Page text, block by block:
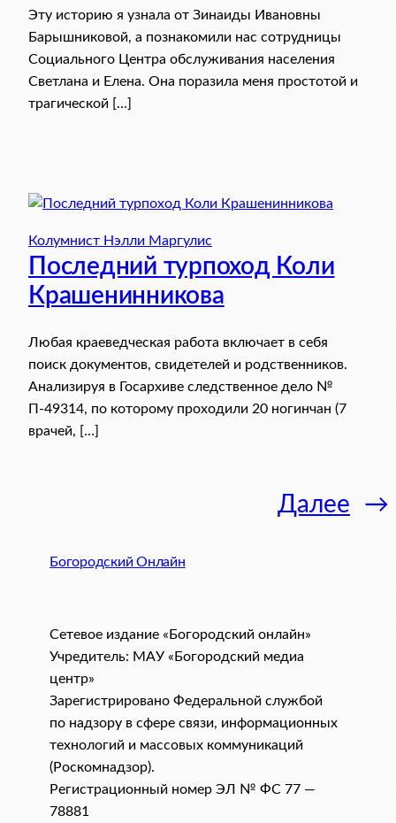
Эту историю я узнала от Зинаиды Ивановны
Барышниковой, а познакомили нас сотрудницы
Социального Центра обслуживания населения
Светлана и Елена. Она поразила меня простотой и
трагической […]
Колумнист Нэлли Маргулис
Последний турпоход Коли
Крашенинникова
Любая краеведческая работа включает в себя
поиск документов, свидетелей и родственников.
Анализируя в Госархиве следственное дело №
П-49314, по которому проходили 20 ногинчан (7
врачей, […]
Далее →
Богородский Онлайн
Сетевое издание «Богородский онлайн»
Учредитель: МАУ «Богородский медиа
центр»
Зарегистрировано Федеральной службой
по надзору в сфере связи, информационных
технологий и массовых коммуникаций
(Роскомнадзор).
Регистрационный номер ЭЛ № ФС 77 —
78881